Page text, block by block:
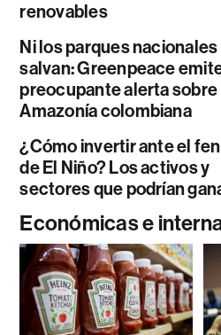
renovables
Ni los parques nacionales
salvan: Greenpeace
preocupante alerta sobre
Amazonía colombiana
¿Cómo invertir ante el
de El Niño? Los activos y
sectores que podrían
Económicas e